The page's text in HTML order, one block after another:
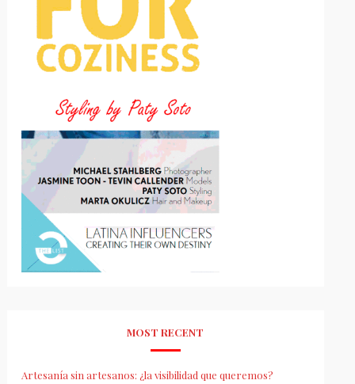
MOST RECENT
Artesanía sin artesanos: ¿la visibilidad que queremos?